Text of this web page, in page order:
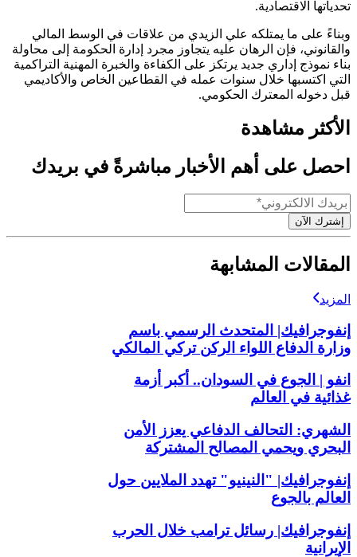
تحدياتها الاقتصادية.
وبناءً على ما يمتلكه علي الزيدي من علاقات في الوسط المالي
والقانوني، فإن الرهان عليه يتجاوز مجرد إدارة الحكومة إلى محاولة
بناء نموذج إداري جديد يرتكز على الكفاءة والخبرة المهنية التراكمية
التي اكتسبها خلال سنوات عمله في القطاعين الخاص والأكاديمي
قبل دخوله المعترك الحكومي.
الأكثر مشاهدة
احصل على أهم الأخبار مباشرةً في بريدك
إشترك الآن
المقالات المشابهة
المزيد
إنفوجرافيك| المتحدث الرسمي باسم
وزارة الدفاع اللواء الركن تركي المالكي
انفو | الجوع في السودان.. أكبر أزمة
غذائية في العالم
الشهري: التحالف الدفاعي يعزز الأمن
البحري ويحمي المصالح المشتركة
إنفوجرافيك| "النينيو" تهدد الملايين حول
العالم بالجوع
إنفوجرافيك| رسائل ترامب خلال الحرب
الإيرانية